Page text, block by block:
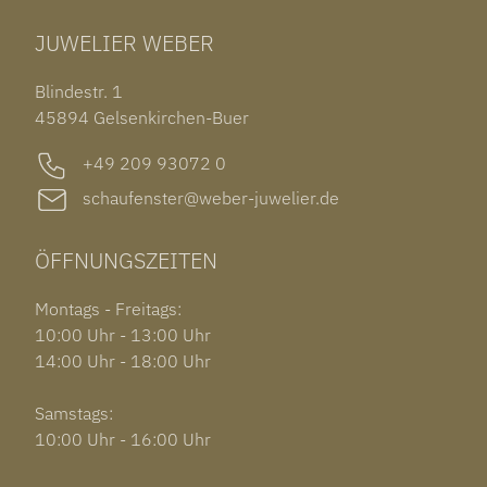
OHRSCHMUCK
OUT OF COLLECTION
ROLEX SUBMARINER DATE
GARMIN VENU 3S
JUWELIER WEBER
Blindestr. 1
45894 Gelsenkirchen-Buer
+49 209 93072 0
schaufenster@weber-juwelier.de
ÖFFNUNGSZEITEN
Montags - Freitags:
10:00 Uhr - 13:00 Uhr
14:00 Uhr - 18:00 Uhr
Samstags:
10:00 Uhr - 16:00 Uhr